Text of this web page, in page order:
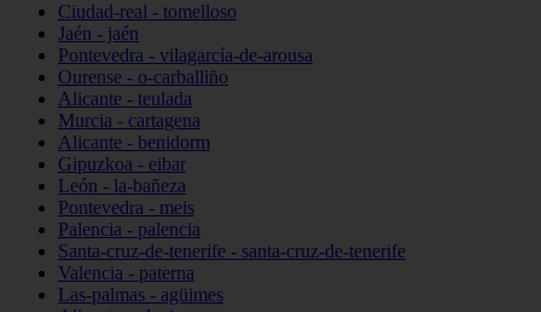
Ciudad-real - tomelloso
Jaén - jaén
Pontevedra - vilagarcía-de-arousa
Ourense - o-carballiño
Alicante - teulada
Murcia - cartagena
Alicante - benidorm
Gipuzkoa - eibar
León - la-bañeza
Pontevedra - meis
Palencia - palencia
Santa-cruz-de-tenerife - santa-cruz-de-tenerife
Valencia - paterna
Las-palmas - agüimes